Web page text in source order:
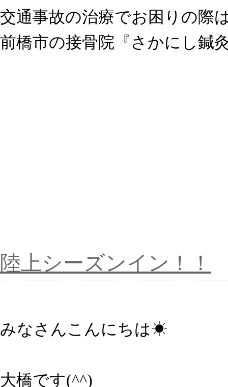
交通事故の治療でお困りの際
前橋市の接骨院『さかにし鍼
陸上シーズンイン！！
みなさんこんにちは☀
大橋です(^^)